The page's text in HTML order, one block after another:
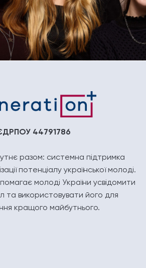
44791786
разом: системна підтримка
потенціалу української молоді.
молоді України усвідомити
та використовувати його для
кращого майбутнього.